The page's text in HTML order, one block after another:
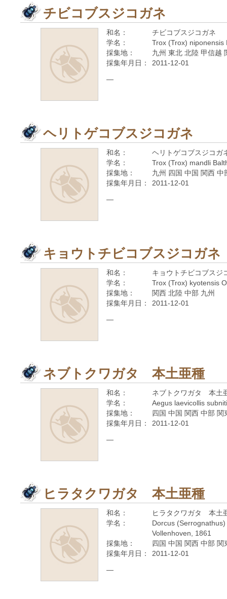
チビコブスジコガネ
和名：
チビコブスジコガネ
学名：
Trox (Trox) niponensis
採集地：
九州 東北 北陸 甲信越
採集年月日：
2011-12-01
—
ヘリトゲコブスジコガネ
和名：
ヘリトゲコブスジコガ
学名：
Trox (Trox) mandli
採集地：
九州 四国 中国 関西
採集年月日：
2011-12-01
—
キョウトチビコブスジコガネ
和名：
キョウトチビコブスジ
学名：
Trox (Trox) kyotensis
採集地：
関西 北陸 中部 九州
採集年月日：
2011-12-01
—
ネブトクワガタ 本土亜種
和名：
ネブトクワガタ 本土
学名：
Aegus laevicollis
採集地：
四国 中国 関西 中部
採集年月日：
2011-12-01
—
ヒラタクワガタ 本土亜種
和名：
ヒラタクワガタ 本土
学名：
Dorcus
Vollenhoven, 1861
採集地：
四国 中国 関西 中部
採集年月日：
2011-12-01
—